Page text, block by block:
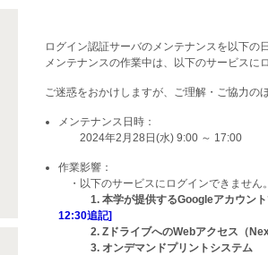
ログイン認証サーバのメンテナンスを以下の
メンテナンスの作業中は、以下のサービスに
ご迷惑をおかけしますが、ご理解・ご協力の
メンテナンス日時：
2024年2月28日(水) 9:00 ～ 17:00
作業影響：
・以下のサービスにログインできません。
1. 本学が提供するGoogleアカウントで
12:30追記]
2. ZドライブへのWebアクセス（
3. オンデマンドプリントシステム